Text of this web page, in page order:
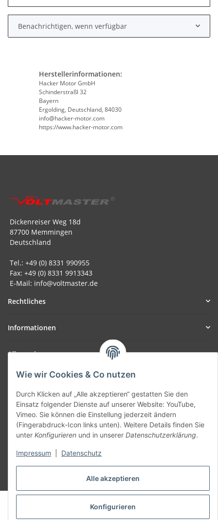
Alle akzeptieren
Konfigurieren
Wie wir Cookies & Co nutzen
Durch Klicken auf „Alle akzeptieren“ gestatten Sie den
Einsatz folgender Dienste auf unserer Website: YouTube,
Vimeo. Sie können die Einstellung jederzeit ändern
(Fingerabdruck-Icon links unten). Weitere Details finden Sie
unter Konfigurieren und in unserer Datenschutzerklärung.
Impressum Datenschutz
Benachrichtigen, wenn verfügbar
Herstellerinformationen:
Hacker Motor GmbH
Schinderstraßl 32
Bayern
Ergolding, Deutschland, 84030
info@hacker-motor.com
https://www.hacker-motor.com
Dickenreiser Weg 18d
87700 Memmingen
Deutschland
Tel.: +49 (0) 8331 990955
Fax: +49 (0) 8331 9913343
E-Mail: info@voltmaster.de
Rechtliches
Informationen
Allgemein
Teil unseres Netzwerks:
SmoliTec - Safety. Simplified. Worldwide. ( B2B Shop )
Vertrag widerrufen
* Alle Preise inkl. gesetzlicher USt., zzgl.Versand
© voltmaster.de
Powered byJTL-Shop